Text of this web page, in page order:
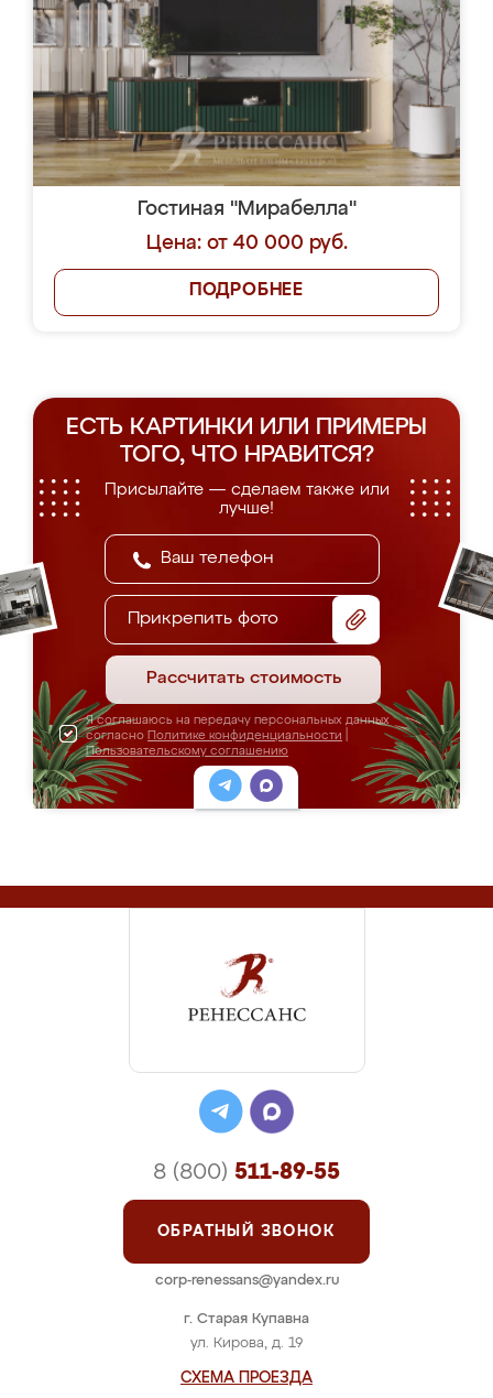
Гостиная "Мирабелла"
Цена: от 40 000 руб.
ПОДРОБНЕЕ
ЕСТЬ КАРТИНКИ ИЛИ ПРИМЕРЫ
ТОГО, ЧТО НРАВИТСЯ?
Присылайте — сделаем также или
лучше!
Прикрепить фото
Рассчитать стоимость
Я соглашаюсь на передачу персональных данных
согласно Политике конфиденциальности
Пользовательскому соглашению
г. Старая Купавна
ул. Кирова, д. 19
СХЕМА ПРОЕЗДА
8 (800) 511-89-55
ОБРАТНЫЙ ЗВОНОК
corp-renessans@yandex.ru